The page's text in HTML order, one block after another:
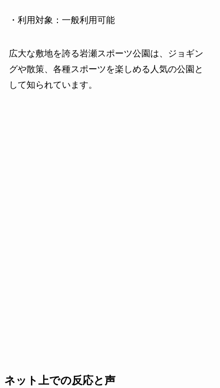
・利用対象：一般利用可能
広大な敷地を誇る岩瀬スポーツ公園は、ジョギン
グや散策、各種スポーツを楽しめる人気の公園と
して知られています。
ネット上での反応と声